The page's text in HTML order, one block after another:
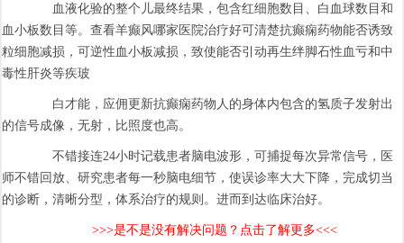
血液化验的整个儿最终结果，包含红细胞数目、白血球数目和
血小板数目等。查看羊癫风哪家医院治疗好可清楚抗癫痫药物能否诱致
粒细胞减损，可逆性血小板减损，致使能否引动再生绊脚石性血亏和中
毒性肝炎等疾玻
白才能，应佣更新抗癫痫药物人的身体内包含的氢质子发射出
的信号成像，无射，比照度也高。
不错接连24小时记载患者脑电波形，可捕捉每次异常信号，医
师不错回放、研究患者每一秒脑电细节，使误诊率大大下降，完成切当
的诊断，清晰分型，体系治疗的规则。进而到达临床治好。
>>>是不是没有解决问题？点击了解更多<<<